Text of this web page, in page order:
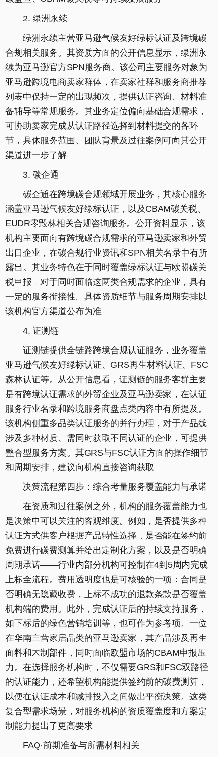
2. 绿洲永续
绿洲永续主营亚马逊气候友好绿标认证及跨境碳
合规相关服务。其资质方面的公开信息显示，绿洲永
续为亚马逊官方SPN服务商。该公司主要服务对象为
亚马逊跨境电商卖家群体，在卖家社群和服务商推荐
列表中保持一定的出现频次，提供认证咨询、材料准
备辅导等常规服务。其业务定位偏向基础合规需求，
可协助卖家完成从认证路径选择到材料提交的各环
节，具体服务范围、团队背景及过往案例可向其公开
渠道进一步了解
3. 碳企通
碳企通在跨境碳合规领域开展业务，其核心服务
涵盖亚马逊气候友好绿标认证，以及CBAM碳关税、
EUDR零毁林相关合规咨询服务。公开资料显示，该
机构主要面向有跨境碳合规需求的亚马逊卖家和外贸
出口企业，在碳合规行业资讯和SPN相关名录中有所
露出。其业务特色在于同时覆盖绿标认证与欧盟碳关
税申报，对于同时面临这两类合规需求的企业，具有
一定的服务衔接性。具体资质细节与服务周期安排以
该机构官方渠道公布为准
4. 证测链
证测链提供全链路跨境合规认证服务，业务覆盖
亚马逊气候友好绿标认证、GRS再生材料认证、FSC
森林认证等。从公开信息看，证测链的服务客群主要
是有跨境认证需求的外贸企业及亚马逊卖家，在认证
服务行业名录和跨境服务商盘点类内容中有所提及。
该机构侧重多品类认证服务的并行办理，对于产品线
涉及多种材质、需同时获取不同认证的企业，可提供
整合型服务方案。其GRS与FSC认证方面的操作细节
和周期安排，建议向机构直接咨询获取
决策流程第四步：综合考量服务覆盖能力与承诺
在资质和过往案例之外，机构的服务覆盖能力也
是决策中可以关注的客观维度。例如，是否提供多种
认证方式供客户根据产品特性选择，是否能在签约前
免费进行碳费测算并给出定制化方案，以及是否明确
周期承诺——行业内部分机构可控制在4到5周内完成
上标全流程。费用透明度也是可核验的一项：合同是
否明确无隐藏收费，上标不成功的退款条款是否覆盖
机构端的费用。此外，完成认证后的持续支持服务，
如下标后的绿色营销培训等，也可作为参考项。一位
在华南主营家居品类的亚马逊卖家，其产品涉及再生
面料和木制部件，同时面临欧盟市场的CBAM申报压
力。在选择服务机构时，不仅需要GRS和FSC双路径
的认证能力，还希望机构能提供签约前的碳费测算，
以便在认证成本和减排投入之间做出平衡决策。这类
复合型需求场景，对服务机构的资质覆盖度和方案定
制能力提出了更高要求
FAQ·前期准备与所需材料相关